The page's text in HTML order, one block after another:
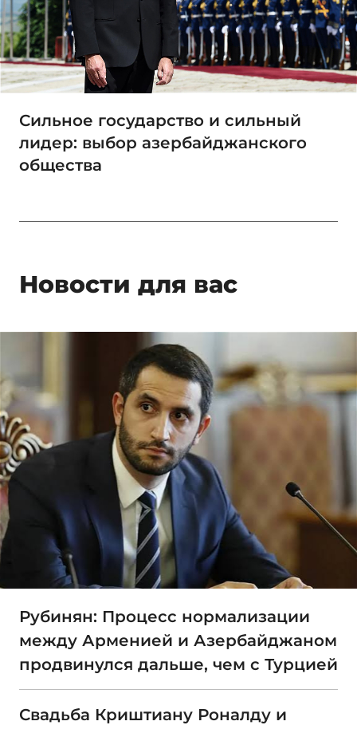
Сильное государство и сильный
лидер: выбор азербайджанского
общества
Новости для вас
Рубинян: Процесс нормализации
между Арменией и Азербайджаном
продвинулся дальше, чем с Турцией
Свадьба Криштиану Роналду и